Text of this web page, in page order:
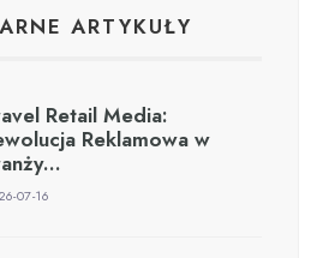
ARTYKUŁY
Retail Media:
Reklamowa w
07-16